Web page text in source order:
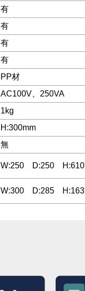
有
有
有
有
PP材
AC100V、250VA
1kg
H:300mm
無
W:250 D:250 H:610
W:300 D:285 H:163